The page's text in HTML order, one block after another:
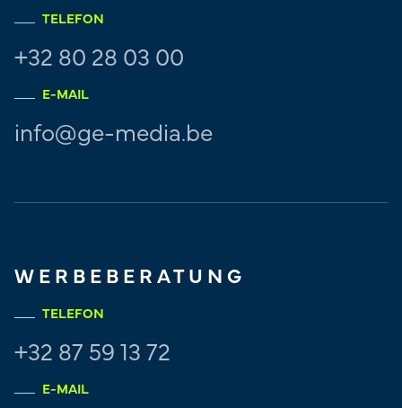
TELEFON
+32 80 28 03 00
E-MAIL
info@ge-media.be
WERBEBERATUNG
TELEFON
+32 87 59 13 72
E-MAIL